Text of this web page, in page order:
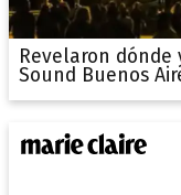
Revelaron dónde
Sound Buenos